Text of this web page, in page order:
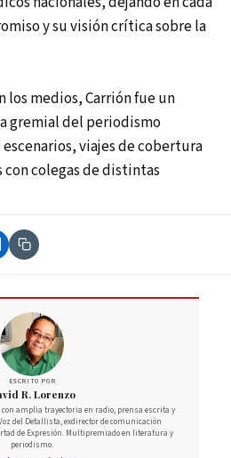
y su visión crítica sobre la
los medios, Carrión fue un
gremial del periodismo
viajes de cobertura
colegas de distintas
ESCRITO POR
R. Lorenzo
con amplia trayectoria en radio, prensa escrita y
del Detallista, exdirector de comunicación
de Expresión. Multipremiado en literatura y
periodismo.